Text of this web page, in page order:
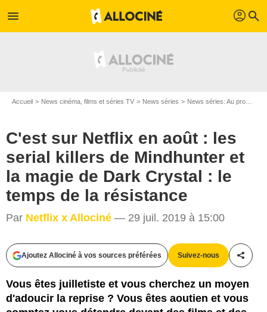
menu profil search
Accueil News cinéma, films et séries TV News séries News séries: Au programme
C'est sur Netflix en août : les
serial killers de Mindhunter et
la magie de Dark Crystal : le
temps de la résistance
Par Netflix x Allociné — 29 juil. 2019 à 15:00
Ajoutez Allociné à vos sources préférées Suivez-nous
Vous êtes juilletiste et vous cherchez un moyen
d'adoucir la reprise ? Vous êtes aoutien et vous